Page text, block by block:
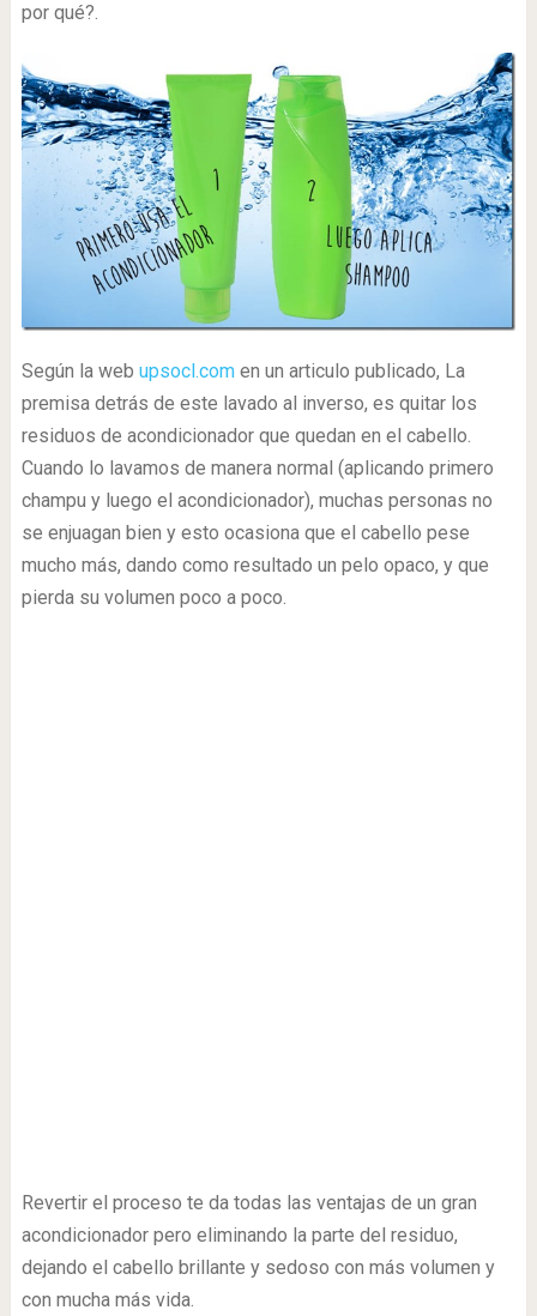
por qué?.
Según la web upsocl.comen un articulo publicado, La
premisa detrás de este lavado al inverso, es quitar los
residuos de acondicionador que quedan en el cabello.
Cuando lo lavamos de manera normal (aplicando primero
champu y luego el acondicionador), muchas personas no
se enjuagan bien y esto ocasiona que el cabello pese
mucho más, dando como resultado un pelo opaco, y que
pierda su volumen poco a poco.
Revertir el proceso te da todas las ventajas de un gran
acondicionador pero eliminando la parte del residuo,
dejando el cabello brillante y sedoso con más volumen y
con mucha más vida.